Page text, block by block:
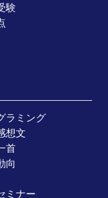
験
ラミング
想文
首
向
ミナー